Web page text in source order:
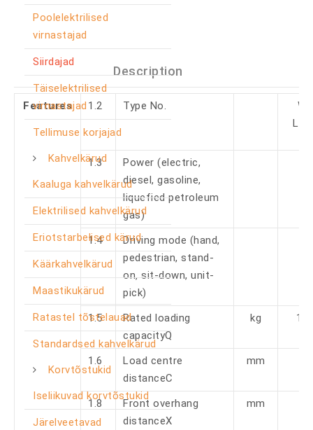
Poolelektrilised
virnastajad
Siirdajad
Täiselektrilised
virnastajad
Tellimuse korjajad
Kahvelkärud
Kaaluga kahvelkärud
Elektrilised kahvelkärud
Eriotstarbelised kärud
Käärkahvelkärud
Maastikukärud
Ratastel tõstelauad
Standardsed kahvelkärud
Korvtõstukid
Iseliikuvad korvtõstukid
Järelveetavad
Description
Features 1.2 Type No.
1.3
Power (electric,
diesel, gasoline,
liquefied petroleum
gas)
1.4
Driving mode (hand,
pedestrian, stand-
on, sit-down, unit-
pick)
1.5
Rated loading
capacityQ
kg
1.6
Load centre
distanceC
mm
1.8
Front overhang
distanceX
mm